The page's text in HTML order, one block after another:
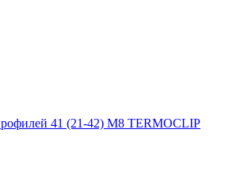
41 (21-42) М8 TERMOCLIP